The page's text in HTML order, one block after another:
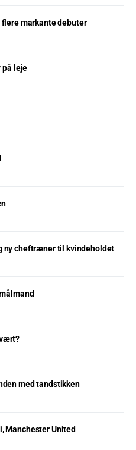
markante debuter
på leje
ny cheftræner til kvindeholdet
med tandstikken
Manchester United